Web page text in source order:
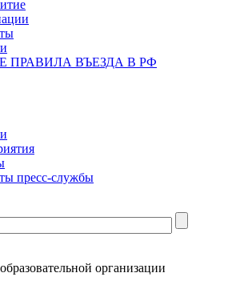
ПРАВИЛА ВЪЕЗДА В РФ
пресс-службы
организации